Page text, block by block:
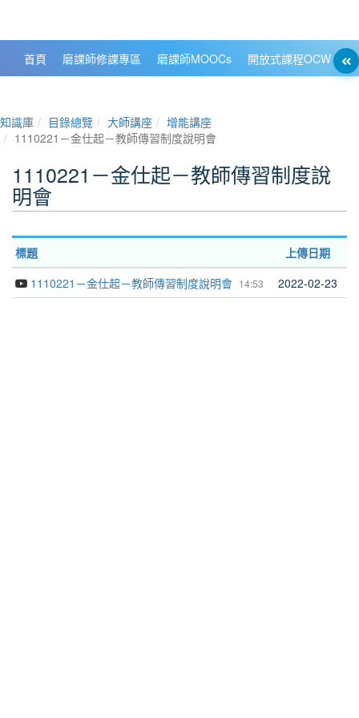
首頁 磨課師修課專區 磨課師MOOCs 開放式課程OCW
知識庫 目錄總覽 大師講座
增能講座
1110221－金仕起－教師傳習制度說明會
1110221－金仕起－教師傳習制度說
明會
標題 上傳日期
14:53
1110221－金仕起－教師傳習制度說明會 2022-02-23